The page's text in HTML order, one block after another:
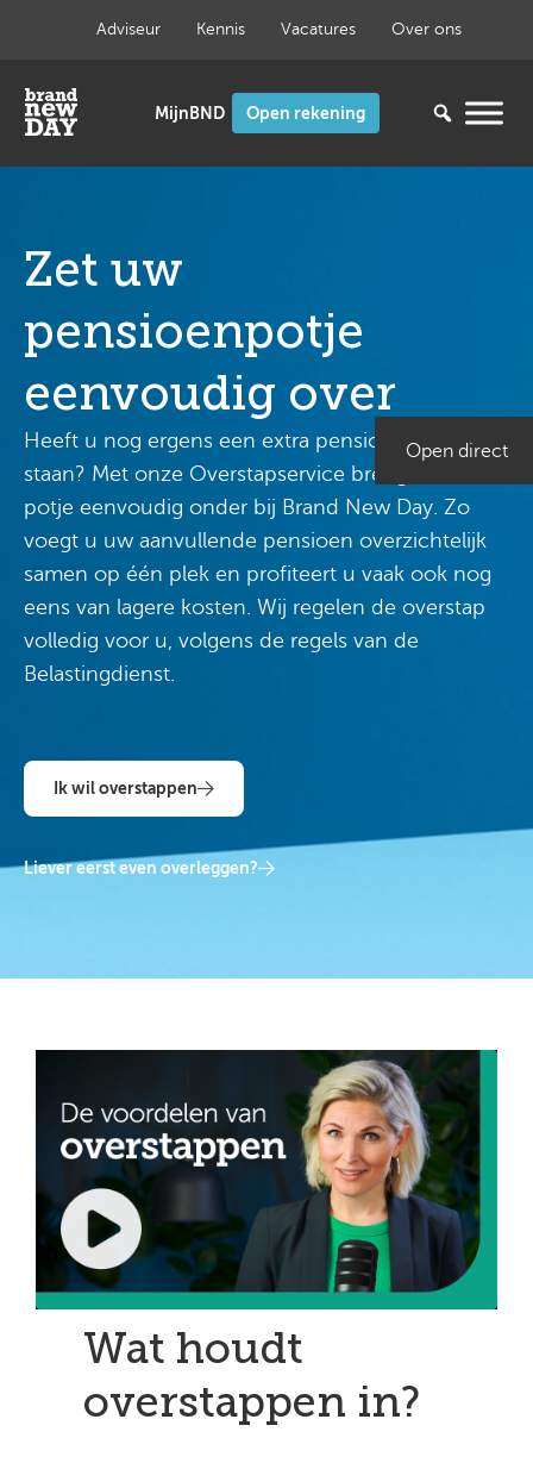
inhoud
Adviseur Kennis Vacatures Over ons
Open rekening
Zet uw
pensioenpotje
eenvoudig over
Heeft u nog ergens een extra pensioenpotje
staan? Met onze Overstapservice brengt u zo’n
potje eenvoudig onder bij Brand New Day. Zo
voegt u uw aanvullende pensioen overzichtelijk
samen op één plek en profiteert u vaak ook nog
eens van lagere kosten. Wij regelen de overstap
volledig voor u, volgens de regels van de
Belastingdienst.
Ik wil overstappen
Liever eerst even overleggen?
Wat houdt
overstappen in?
Open direct